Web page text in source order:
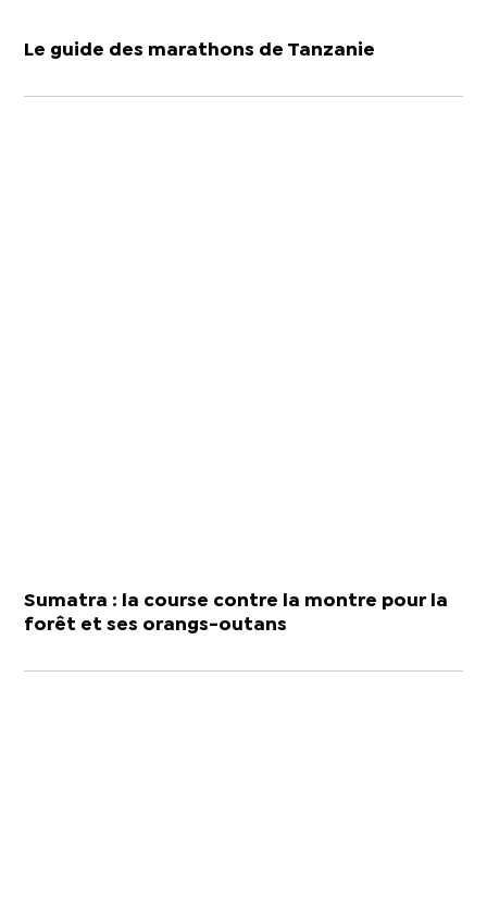
Le guide des marathons de Tanzanie
Sumatra : la course contre la montre pour la
forêt et ses orangs-outans